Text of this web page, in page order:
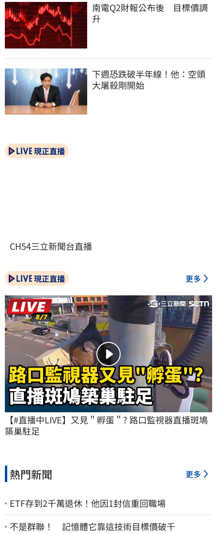
南電Q2財報公布後　目標價調
升
下週恐跌破半年線！他：空頭
大屠殺剛開始
現正直播
CH54三立新聞台直播
現正直播 更多
【#直播中LIVE】又見＂孵蛋＂? 路口監視器直播斑鳩
築巢駐足
熱門新聞 更多
ETF存到2千萬退休！他因1封信重回職場
不是群聯！ 記憶體它靠這技術目標價破千